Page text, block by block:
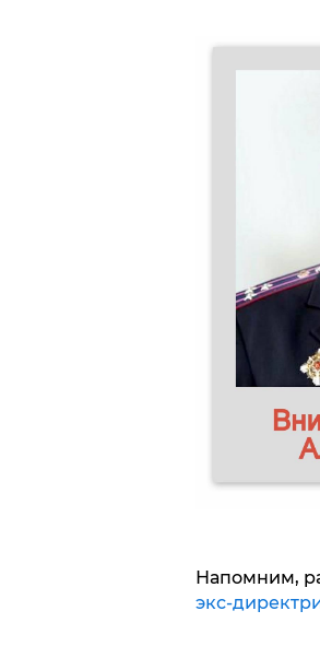
Напомним,
экс-